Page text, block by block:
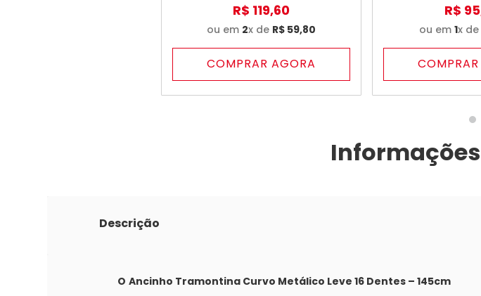
R$ 119,60
ou em 2x de R$ 59,80
COMPRAR AGORA
R$ 95
ou em 1x de
Descrição
O Ancinho Tramontina Curvo Metálico Leve 16 Dentes – 145cm